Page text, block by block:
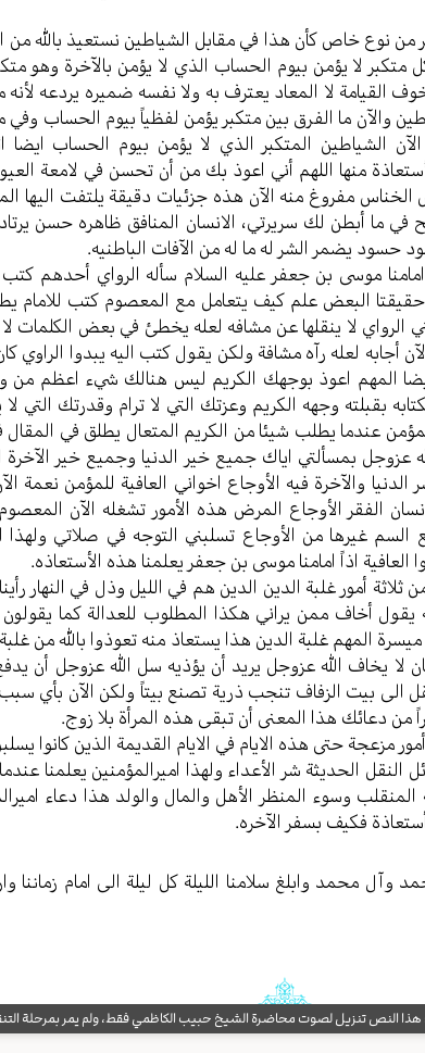
نوع خاص كأن هذا في مقابل الشياطين نستعيذ بالله من
لا يؤمن بيوم الحساب الذي لا يؤمن بالآخرة وهو
القيامة لا المعاد يعترف به ولا نفسه ضميره يردعه لأنه
والآن ما الفرق بين متكبر يؤمن لفظياً بيوم الحساب وفي
الشياطين المتكبر الذي لا يؤمن بيوم الحساب ايضا
منها اللهم أني اعوذ بك من أن تحسن في لامعة
الخناس مفروغ منه الآن هذه جزئيات دقيقة يلتفت اليها
في ما أبطن لك سريرتي، الانسان المنافق ظاهره حسن
حسود يضمر الشر له ما له من الآفات الباطنيه.
موسى بن جعفر عليه السلام سأله الرواي أحدهم كتب
حقيقتا البعض علم كيف يتعامل مع المعصوم كتب للامام
الرواي لا ينقلها عن مشافه لعله يخطئ في بعض الكلمات
أجابه لعله رآه مشافة ولكن يقول كتب اليه يبدوا الراوي
المهم اعوذ بوجهك الكريم ليس هنالك شيء اعظم من
بقبلته وجهه الكريم وعزتك التي لا ترام وقدرتك التي
عندما يطلب شيئا من الكريم المتعال يطلق في
عزوجل بمسألتي اياك جميع خير الدنيا وجميع خير
والآخرة فيه الأوجاع اخواني العافية للمؤمن نعمة
الفقر الأوجاع المرض هذه الأمور تشغله الآن
غيرها من الأوجاع تسلبني التوجه في صلاتي ولهذا
العافية اذاً امامنا موسى بن جعفر يعلمنا هذه الأستعاذه.
ثلاثة أمور غلبة الدين الدين هم في الليل وذل في النهار
أخاف ممن يراني هكذا المطلوب للعدالة كما يقولون
المهم غلبة الدين هذا يستعاذ منه تعوذوا بالله من
لا يخاف الله عزوجل يريد أن يؤذيه سل الله عزوجل أن
الى بيت الزفاف تنجب ذرية تصنع بيتاً ولكن الآن بأي
من دعائك هذا المعنى أن تبقى هذه المرأة بلا زوج.
مزعجة حتى هذه الايام في الايام القديمة الذين كانوا
النقل الحديثة شر الأعداء ولهذا اميرالمؤمنين يعلمنا
وسوء المنظر الأهل والمال والولد هذا دعاء
فكيف بسفر الآخره.
وآل محمد وابلغ سلامنا الليلة كل ليلة الى امام زماننا
النص تنزيل لصوت محاضرة الشيخ حبيب الكاظمي فقط، ولم يمر بمرحلة